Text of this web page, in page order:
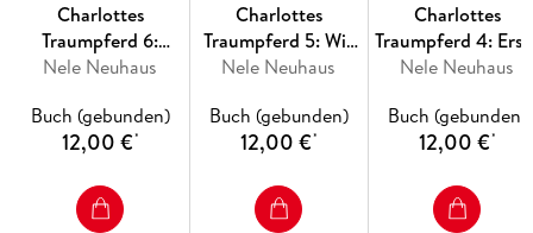
Charlottes
Traumpferd 6:
Durch dick und
Nele Neuhaus
Buch (gebunden)
12,00 €*
Charlottes
Traumpferd 5: Wir
sind doch Freunde
Nele Neuhaus
Buch (gebunden)
12,00 €*
Charlottes
Traumpferd 4:
Liebe, erstes
Nele Neuhaus
Buch (gebunden)
12,00 €*